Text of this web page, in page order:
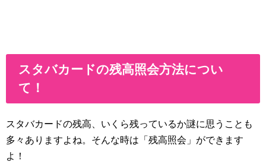
スタバカードの残高照会方法につい
て！
スタバカードの残高、いくら残っているか謎に思うことも
多々ありますよね。そんな時は「残高照会」ができます
よ！